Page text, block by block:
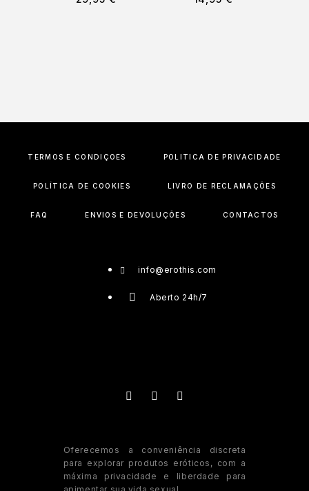
TERMOS E CONDIÇÕES POLÍTICA DE PRIVACIDADE
POLÍTICA DE COOKIES LIVRO DE RECLAMAÇÕES
FAQ ENVIOS E DEVOLUÇÕES CONTACTOS
info@erothis.com
Aberto 24h/7
Oferecemos a conveniência discreta
para explorar produtos eróticos, com a
máxima privacidade e liberdade para